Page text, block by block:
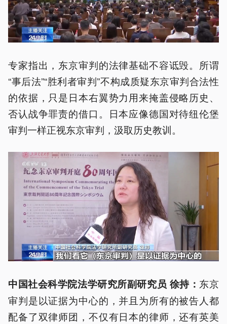
专家指出，东京审判的法律基础不容诋毁。所谓
“事后法”“胜利者审判”不构成质疑东京审判合法性
的依据，只是日本右翼势力用来掩盖侵略历史、
否认战争罪责的借口。日本应像德国对待纽伦堡
审判一样正视东京审判，汲取历史教训。
中国社会科学院法学研究所副研究员 徐持： 东京
审判是以证据为中心的，并且为所有的被告人都
配备了双律师团，不仅有日本的律师，还有英美